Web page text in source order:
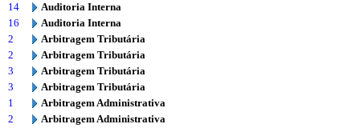
14
Auditoria Interna
16
Auditoria Interna
2
Arbitragem Tributária
2
Arbitragem Tributária
3
Arbitragem Tributária
3
Arbitragem Tributária
1
Arbitragem Administrativa
2
Arbitragem Administrativa